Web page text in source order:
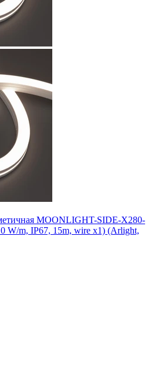
MOONLIGHT-SIDE-X280-
W/m, IP67, 15m, wire x1) (Arlight,